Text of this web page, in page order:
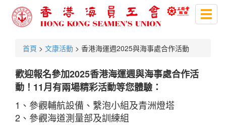
首頁 > 文康活動 > 香港海運週2025與海事處合作活動
歡迎報名參加2025香港海運週與海事處合作活
動！11月有兩場精彩活動等您體驗：
1、參觀輔航設備、繫泡小組及青洲燈塔
2、參觀海道測量部及訓練組